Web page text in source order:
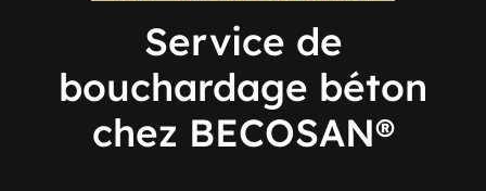
Service de
bouchardage béton
chez BECOSAN®